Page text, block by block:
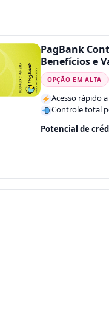
PagBank
Benefícios e
OPÇÃO EM ALTA
Acesso rápido
Controle total
Potencial de